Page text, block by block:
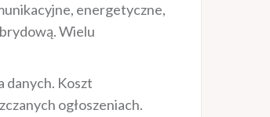
energetyczne,
Wielu
danych. Koszt
ogłoszeniach.